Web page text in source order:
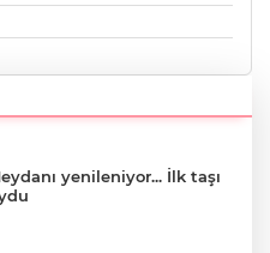
yenileniyor... İlk taşı